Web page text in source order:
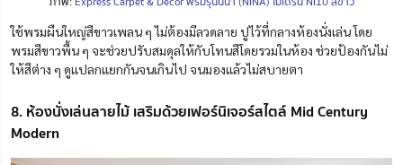
ใช้พรมผืนใหญ่สีขาวเพลน ๆ ไม่ต้องมีลวดลาย ปูไว้ที่กลางห้องนั่งเล่น โดย
พรมสีขาวพื้น ๆ จะช่วยปรับสมดุลให้กับโทนสีโดยรวมในห้อง ช่วยป้องกันไม่
ให้สีต่าง ๆ ดูแปลกแยกกันจนเกินไป จนมองแล้วไม่สบายตา
8. ห้องนั่งเล่นลายไม้ เสริมด้วยเฟอร์นิเจอร์สไตล์ Mid Century
Modern